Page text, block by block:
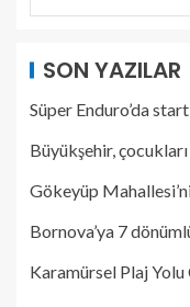
SON YAZILAR
Süper Enduro’da
Büyükşehir,
Gökeyüp
Bornova’ya 7
Karamürsel Plaj Yolu